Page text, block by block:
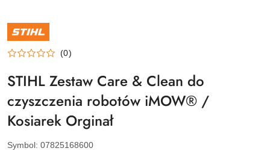
NAZWA
PRODUCENTA:
STIHL
(0)
STIHL Zestaw Care & Clean do
czyszczenia robotów iMOW® /
Kosiarek Orginał
Symbol: 07825168600